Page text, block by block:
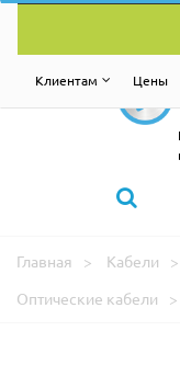
Клиентам Цены
Главная Кабели
Оптические кабели